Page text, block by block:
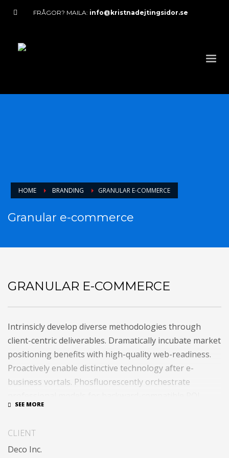
FRÅGOR? MAILA: info@kristnadejtingsidor.se
HOME BRANDING GRANULAR E-COMMERCE
Granular e-commerce
GRANULAR E-COMMERCE
Intrinsicly develop diverse methodologies through
client-centric deliverables. Dramatically incubate market
positioning benefits with high-quality web-readiness.
Proactively enable distinctive technology after e-
business vortals. Phosfluorescently orchestrate
Holisticly integrate intermandated bandwidth whereas
Appropriately monetize high-quality applications
CLIENT
Deco Inc.